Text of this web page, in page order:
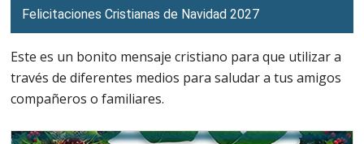
Felicitaciones Cristianas de Navidad 2027
Este es un bonito mensaje cristiano para que utilizar a
través de diferentes medios para saludar a tus amigos
compañeros o familiares.